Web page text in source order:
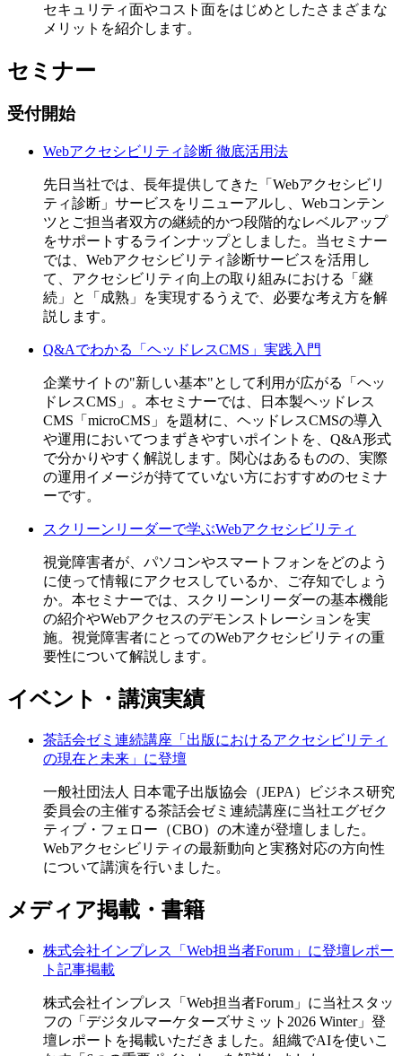
セキュリティ面やコスト面をはじめとしたさまざまな
メリットを紹介します。
セミナー
受付開始
Webアクセシビリティ診断 徹底活用法
先日当社では、長年提供してきた「Webアクセシビリ
ティ診断」サービスをリニューアルし、Webコンテン
ツとご担当者双方の継続的かつ段階的なレベルアップ
をサポートするラインナップとしました。当セミナー
では、Webアクセシビリティ診断サービスを活用し
て、アクセシビリティ向上の取り組みにおける「継
続」と「成熟」を実現するうえで、必要な考え方を解
説します。
Q&Aでわかる「ヘッドレスCMS」実践入門
企業サイトの"新しい基本"として利用が広がる「ヘッ
ドレスCMS」。本セミナーでは、日本製ヘッドレス
CMS「microCMS」を題材に、ヘッドレスCMSの導入
や運用においてつまずきやすいポイントを、Q&A形式
で分かりやすく解説します。関心はあるものの、実際
の運用イメージが持てていない方におすすめのセミナ
ーです。
スクリーンリーダーで学ぶWebアクセシビリティ
視覚障害者が、パソコンやスマートフォンをどのよう
に使って情報にアクセスしているか、ご存知でしょう
か。本セミナーでは、スクリーンリーダーの基本機能
の紹介やWebアクセスのデモンストレーションを実
施。視覚障害者にとってのWebアクセシビリティの重
要性について解説します。
イベント・講演実績
茶話会ゼミ連続講座「出版におけるアクセシビリティ
の現在と未来」に登壇
一般社団法人 日本電子出版協会（JEPA）ビジネス研究
委員会の主催する茶話会ゼミ連続講座に当社エグゼク
ティブ・フェロー（CBO）の木達が登壇しました。
Webアクセシビリティの最新動向と実務対応の方向性
について講演を行いました。
メディア掲載・書籍
株式会社インプレス「Web担当者Forum」に登壇レポー
ト記事掲載
株式会社インプレス「Web担当者Forum」に当社スタッ
フの「デジタルマーケターズサミット2026 Winter」登
壇レポートを掲載いただきました。組織でAIを使いこ